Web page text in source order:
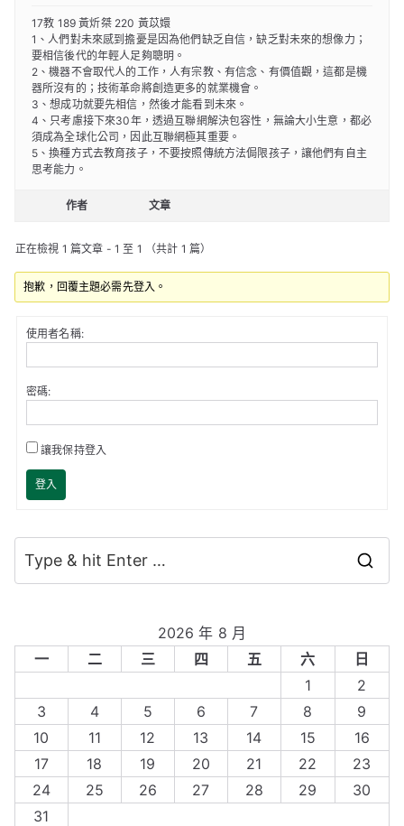
17教 189 黃炘桀 220 黃苡嬛
1、人們對未來感到擔憂是因為他們缺乏自信，缺乏對未來的想像力；
要相信後代的年輕人足夠聰明。
2、機器不會取代人的工作，人有宗教、有信念、有價值觀，這都是機
器所沒有的；技術革命將創造更多的就業機會。
3、想成功就要先相信，然後才能看到未來。
4、只考慮接下來30年，透過互聯網解決包容性，無論大小生意，都必
須成為全球化公司，因此互聯網極其重要。
5、換種方式去教育孩子，不要按照傳統方法侷限孩子，讓他們有自主
思考能力。
作者 文章
正在檢視 1 篇文章 - 1 至 1 （共計 1 篇）
抱歉，回覆主題必需先登入。
使用者名稱:
密碼:
讓我保持登入
登入
r
c
h
f
o
r
:
2026 年 8 月
一
二 三 四 五 六
日
1
2
3
4 5 6 7 8
9
10
11 12 13 14 15
16
17
18 19 20 21 22
23
24
25 26 27 28 29
30
31